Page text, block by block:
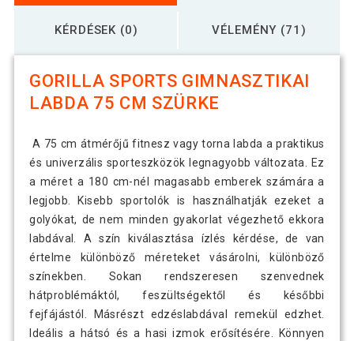
KÉRDÉSEK (0) VÉLEMÉNY (71)
GORILLA SPORTS GIMNASZTIKAI
LABDA 75 CM SZÜRKE
A 75 cm átmérőjű fitnesz vagy torna labda a praktikus
és univerzális sporteszközök legnagyobb változata. Ez
a méret a 180 cm-nél magasabb emberek számára a
legjobb. Kisebb sportolók is használhatják ezeket a
golyókat, de nem minden gyakorlat végezhető ekkora
labdával. A szín kiválasztása ízlés kérdése, de van
értelme különböző méreteket vásárolni, különböző
színekben. Sokan rendszeresen szenvednek
hátproblémáktól, feszültségektől és későbbi
fejfájástól. Másrészt edzéslabdával remekül edzhet.
Ideális a hátsó és a hasi izmok erősítésére. Könnyen